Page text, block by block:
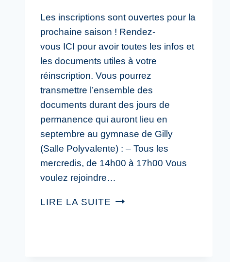
Les inscriptions sont ouvertes pour la
prochaine saison ! Rendez-
vous ICI pour avoir toutes les infos et
les documents utiles à votre
réinscription. Vous pourrez
transmettre l’ensemble des
documents durant des jours de
permanence qui auront lieu en
septembre au gymnase de Gilly
(Salle Polyvalente) : – Tous les
mercredis, de 14h00 à 17h00 Vous
voulez rejoindre…
LIRE LA SUITE